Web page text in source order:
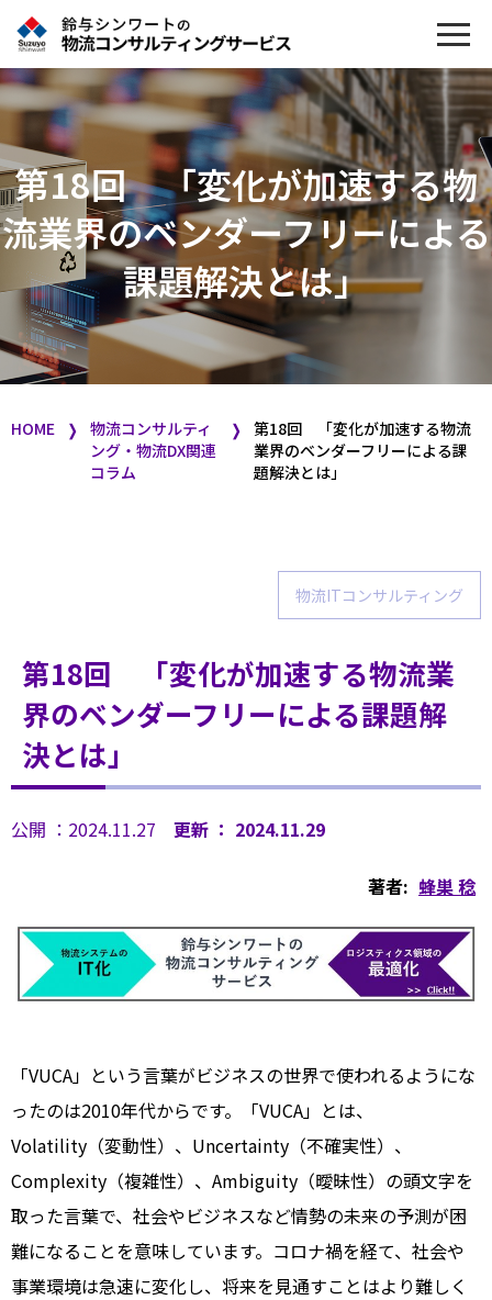
第18回 「変化が加速する物
流業界のベンダーフリーによる
課題解決とは」
HOME ❭ 物流コンサルティ
ング・物流DX関連
コラム
❭ 第18回 「変化が加速する物流
業界のベンダーフリーによる課
題解決とは」
物流ITコンサルティング
第18回 「変化が加速する物流業
界のベンダーフリーによる課題解
決とは」
公開 ：2024.11.27 更新 ： 2024.11.29
著者: 蜂巣 稔
「VUCA」という言葉がビジネスの世界で使われるようにな
ったのは2010年代からです。「VUCA」とは、
Volatility（変動性）、Uncertainty（不確実性）、
Complexity（複雑性）、Ambiguity（曖昧性）の頭文字を
取った言葉で、社会やビジネスなど情勢の未来の予測が困
難になることを意味しています。コロナ禍を経て、社会や
事業環境は急速に変化し、将来を見通すことはより難しく